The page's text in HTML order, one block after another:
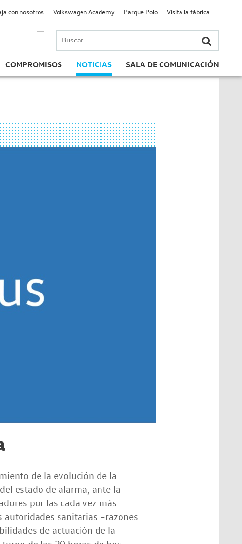
Buscar
por:
COMPROMISOS NOTICIAS SALA DE COMUNICACIÓN
con nosotros Volkswagen Academy Parque Polo Visita la fábrica
de la evolución de la
estado de alarma, ante la
por las cada vez más
sanitarias –razones
de actuación de la